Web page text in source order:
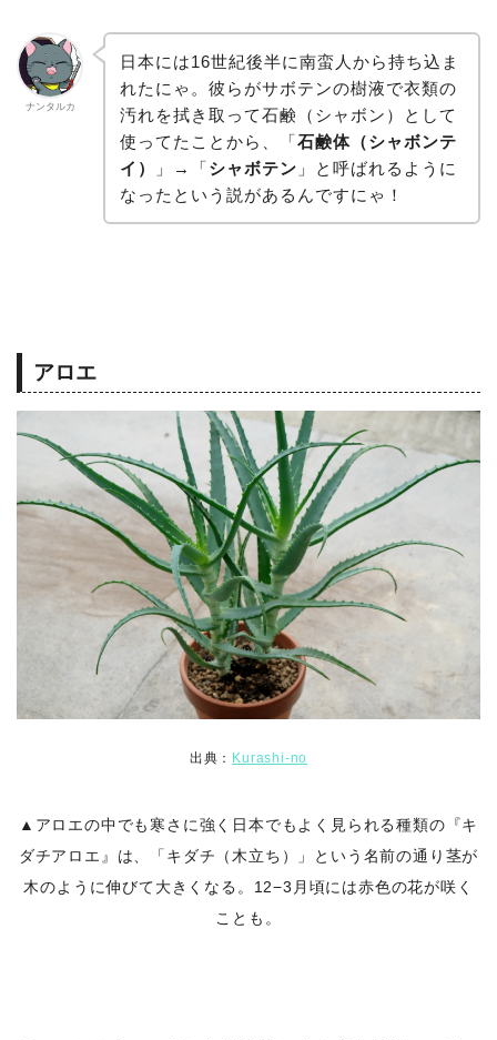
ナンタルカ
日本には16世紀後半に南蛮人から持ち込ま
れたにゃ。彼らがサボテンの樹液で衣類の
汚れを拭き取って石鹸（シャボン）として
使ってたことから、「石鹸体（シャボンテ
イ）
」→「シャボテン 」と呼ばれるように
なったという説があるんですにゃ！
アロエ
出典： Kurashi-no
▲アロエの中でも寒さに強く日本でもよく見られる種類の『キ
ダチアロエ』は、「キダチ（木立ち）
」という名前の通り茎が
木のように伸びて大きくなる。12−3月頃には赤色の花が咲く
ことも。